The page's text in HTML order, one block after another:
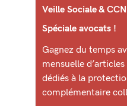
Veille Sociale & CCN
Spéciale avocats !
Gagnez du temps
mensuelle
dédiés à la
complémentaire